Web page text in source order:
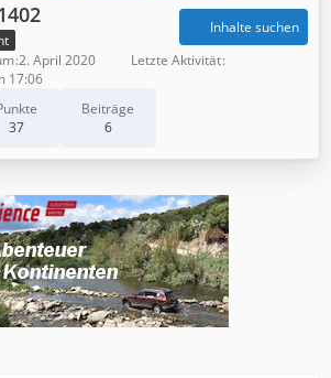
37
Beiträge
6
Inhalte suchen
2. April 2020
Letzte Aktivität
17:06